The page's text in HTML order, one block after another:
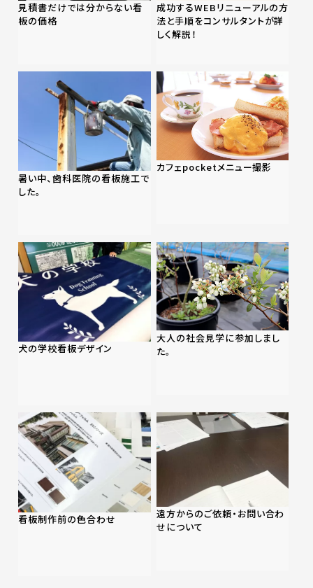
見積書だけでは分からない看
板の価格
成功するWEBリニューアルの方
法と手順をコンサルタントが詳
しく解説！
暑い中、歯科医院の看板施工で
した。
カフェpocketメニュー撮影
犬の学校看板デザイン
大人の社会見学に参加しまし
た。
看板制作前の色合わせ
遠方からのご依頼・お問い合わ
せについて